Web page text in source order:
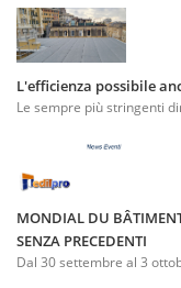
L'efficienza possibile
Le sempre più stringenti
MONDIAL DU
SENZA PRECEDENTI
Dal 30 settembre al 3